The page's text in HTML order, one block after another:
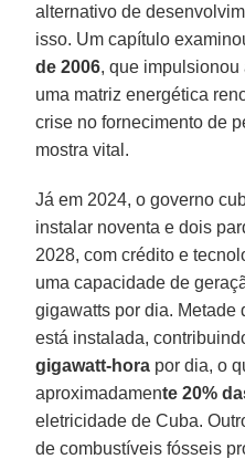
alternativo de
isso. Um capítulo
de 2006, que
uma matriz energética
crise no fornecimento de
mostra vital.
Já em 2024, o governo
instalar noventa e dois
2028, com crédito e
uma capacidade de
gigawatts por dia. Metade
está instalada,
gigawatt-hora por dia, o
aproximadamente 20%
eletricidade de Cuba.
de combustíveis fósseis